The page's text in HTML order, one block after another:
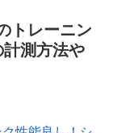
トレーニン
測方法や